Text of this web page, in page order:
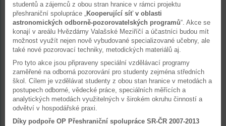
studentů a zájemců z obou stran hranice v rámci projektu
přeshraniční spolupráce „Kooperující síť v oblasti
astronomických odborně-pozorovatelských programů“. Akce se
konají v areálu Hvězdárny Valašské Meziříčí a účastníci budou mít
možnost využít nejen nově vybudované specializované učebny, ale
také nové pozorovací techniky, metodických materiálů aj.
Pro tyto akce jsou připraveny speciální vzdělávací programy
zaměřené na odborná pozorování pro studenty zejména středních
škol. Cílem je vzdělávat studenty z obou stan hranice v metodách a
postupech odborné, vědecké práce, speciálních měřících a
analytických metodách využitelných v širokém okruhu činností a
odvětví v hospodářské praxi.
Díky podpoře OP Přeshraniční spolupráce SR-ČR 2007-2013